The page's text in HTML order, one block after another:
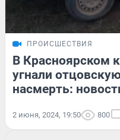
ПРОИСШЕСТВИЯ
В Красноярском
угнали
насмерть:
2 июня, 2024, 19:50 800